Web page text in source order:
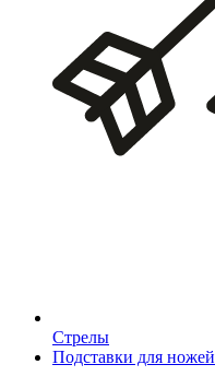
Стрелы
Подставки для ножей